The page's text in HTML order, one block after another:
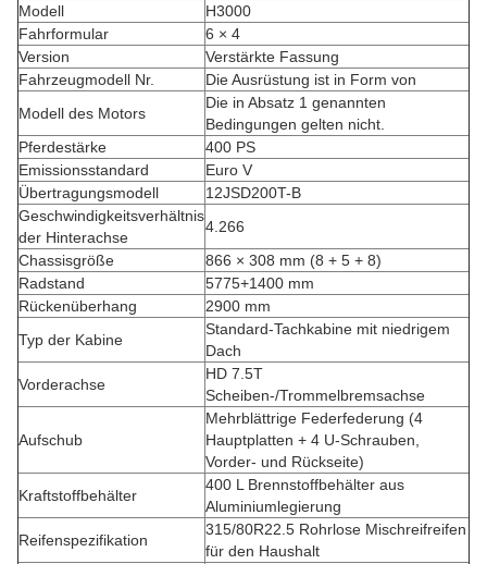
Modell
H3000
Fahrformular
6 × 4
Version
Verstärkte Fassung
Fahrzeugmodell Nr.
Die Ausrüstung ist in Form von
Modell des Motors
Die in Absatz 1 genannten
Bedingungen gelten nicht.
Pferdestärke
400 PS
Emissionsstandard
Euro V
Übertragungsmodell
12JSD200T-B
Geschwindigkeitsverhältnis
der Hinterachse
4.266
Chassisgröße
866 × 308 mm (8 + 5 + 8)
Radstand
5775+1400 mm
Rückenüberhang
2900 mm
Typ der Kabine
Standard-Tachkabine mit niedrigem
Dach
Vorderachse
HD 7.5T
Scheiben-/Trommelbremsachse
Aufschub
Mehrblättrige Federfederung (4
Hauptplatten + 4 U-Schrauben,
Vorder- und Rückseite)
Kraftstoffbehälter
400 L Brennstoffbehälter aus
Aluminiumlegierung
Reifenspezifikation
315/80R22.5 Rohrlose Mischreifreifen
für den Haushalt